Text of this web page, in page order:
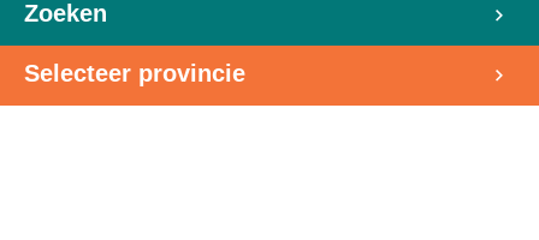
Zoeken
Selecteer provincie